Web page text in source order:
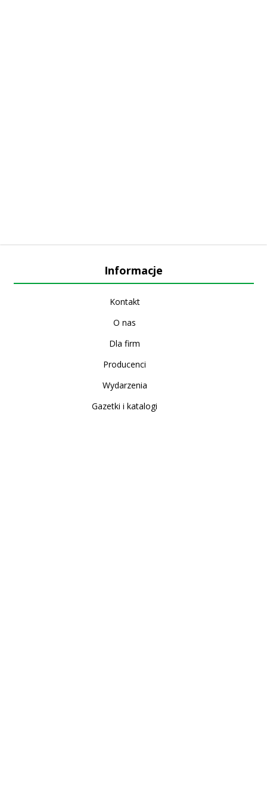
Informacje
Kontakt
O nas
Dla firm
Producenci
Wydarzenia
Gazetki i katalogi